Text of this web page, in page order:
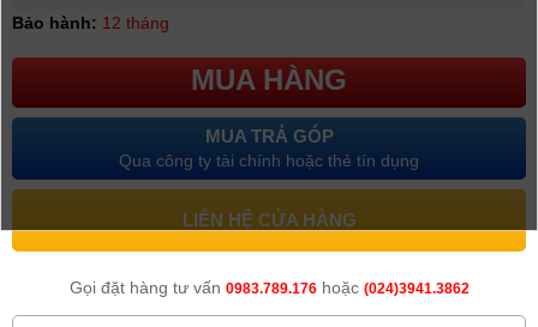
Bảo hành: 12 tháng
MUA HÀNG
MUA TRẢ GÓP
Qua công ty tài chính hoặc thẻ tín dụng
LIÊN HỆ CỬA HÀNG
Gọi đặt hàng tư vấn 0983.789.176hoặc (024)3941.3862